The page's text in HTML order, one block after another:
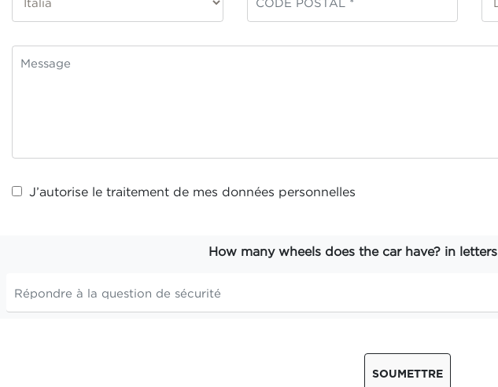
J’autorise le traitement de mes données personnelles
How many wheels does the car have? in letters
SOUMETTRE